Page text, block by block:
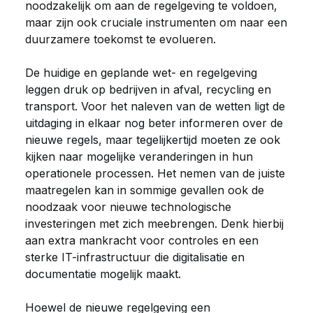
noodzakelijk om aan de regelgeving te voldoen,
maar zijn ook cruciale instrumenten om naar een
duurzamere toekomst te evolueren.
De huidige en geplande wet- en regelgeving
leggen druk op bedrijven in afval, recycling en
transport. Voor het naleven van de wetten ligt de
uitdaging in elkaar nog beter informeren over de
nieuwe regels, maar tegelijkertijd moeten ze ook
kijken naar mogelijke veranderingen in hun
operationele processen. Het nemen van de juiste
maatregelen kan in sommige gevallen ook de
noodzaak voor nieuwe technologische
investeringen met zich meebrengen. Denk hierbij
aan extra mankracht voor controles en een
sterke IT-infrastructuur die digitalisatie en
documentatie mogelijk maakt.
Hoewel de nieuwe regelgeving een